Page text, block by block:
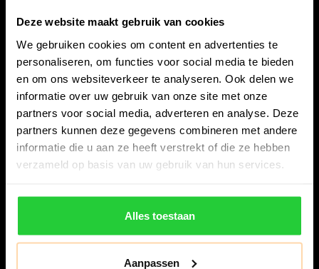
Deze website maakt gebruik van cookies
We gebruiken cookies om content en advertenties te
personaliseren, om functies voor social media te bieden
en om ons websiteverkeer te analyseren. Ook delen we
informatie over uw gebruik van onze site met onze
partners voor social media, adverteren en analyse. Deze
partners kunnen deze gegevens combineren met andere
informatie die u aan ze heeft verstrekt of die ze hebben
verzameld op basis van uw gebruik van hun services.
Alles toestaan
Aanpassen
Bespanracket.nl is dé racketspecialist van Lelystad en
omstreken.
8224 AA Lelystad
06-57276080